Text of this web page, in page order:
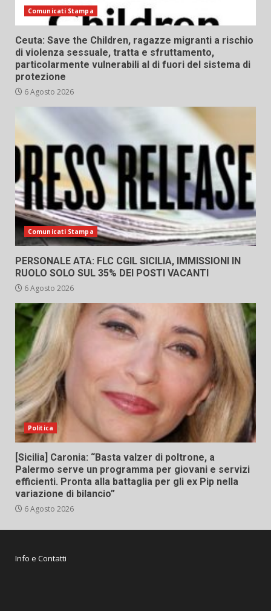
Comunicati Stampa
Ceuta: Save the Children, ragazze migranti a rischio
di violenza sessuale, tratta e sfruttamento,
particolarmente vulnerabili al di fuori del sistema di
protezione
6 Agosto 2026
Comunicati Stampa
PERSONALE ATA: FLC CGIL SICILIA, IMMISSIONI IN
RUOLO SOLO SUL 35% DEI POSTI VACANTI
6 Agosto 2026
Politica
[Sicilia] Caronia: “Basta valzer di poltrone, a
Palermo serve un programma per giovani e servizi
efficienti. Pronta alla battaglia per gli ex Pip nella
variazione di bilancio”
6 Agosto 2026
Info e Contatti